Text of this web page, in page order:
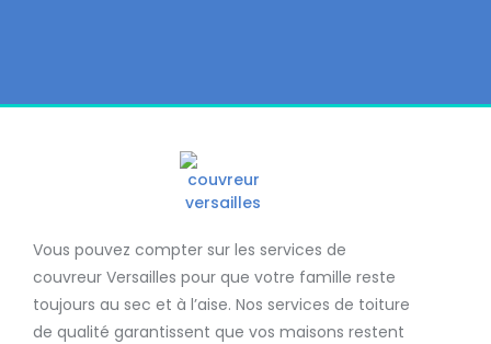
Vous pouvez compter sur les services de
couvreur Versailles pour que votre famille reste
toujours au sec et à l’aise. Nos services de toiture
de qualité garantissent que vos maisons restent